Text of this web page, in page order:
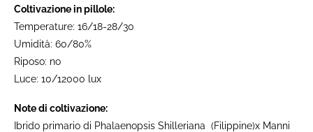
Coltivazione in pillole:
Temperature: 16/18-28/30
Umidità: 60/80%
Riposo: no
Luce: 10/12000 lux
Note di coltivazione:
Ibrido primario di Phalaenopsis Shilleriana (Filippine)x Manni